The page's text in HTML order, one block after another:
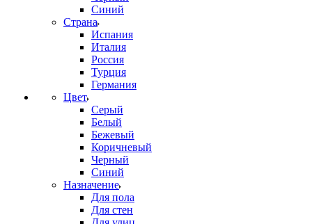
Синий
Страна
Испания
Италия
Россия
Турция
Германия
Цвет
Серый
Белый
Бежевый
Коричневый
Черный
Синий
Назначение
Для пола
Для стен